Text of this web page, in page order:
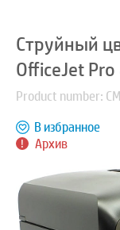
Струйный
OfficeJet
Product number:
Архив
В избранное